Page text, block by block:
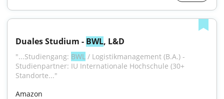
Duales Studium - BWL, L&D
"...Studiengang: BWL / Logistikmanagement (B.A.) -
Studienpartner: IU Internationale Hochschule (30+
Standorte..."
Amazon